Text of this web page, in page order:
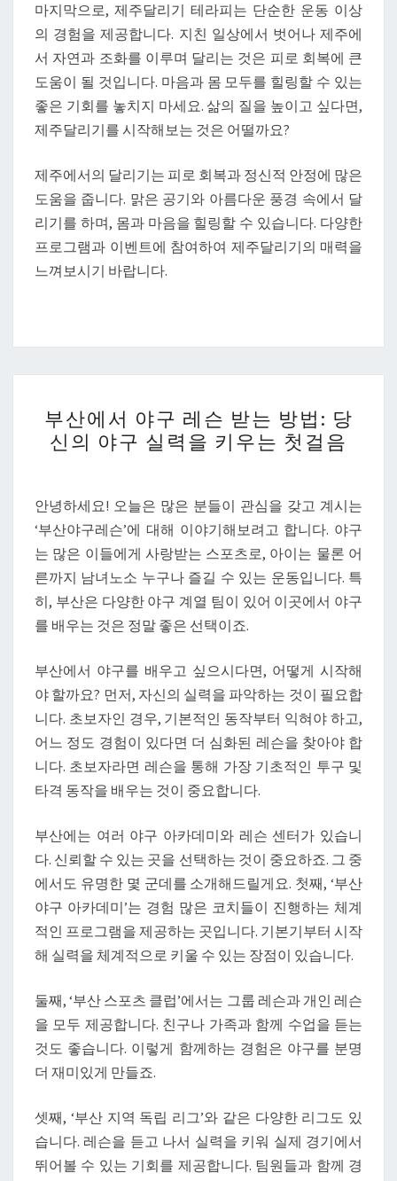
마지막으로, 제주달리기 테라피는 단순한 운동 이상
의 경험을 제공합니다. 지친 일상에서 벗어나 제주에
서 자연과 조화를 이루며 달리는 것은 피로 회복에 큰
도움이 될 것입니다. 마음과 몸 모두를 힐링할 수 있는
좋은 기회를 놓치지 마세요. 삶의 질을 높이고 싶다면,
제주달리기를 시작해보는 것은 어떨까요?
제주에서의 달리기는 피로 회복과 정신적 안정에 많은
도움을 줍니다. 맑은 공기와 아름다운 풍경 속에서 달
리기를 하며, 몸과 마음을 힐링할 수 있습니다. 다양한
프로그램과 이벤트에 참여하여 제주달리기의 매력을
느껴보시기 바랍니다.
산
에
야
구
슨
받
는
법:
당
신
의
야
구
력
을
키
우
는
첫
음
부산에서 야구 레슨 받는 방법: 당
신의 야구 실력을 키우는 첫걸음
안녕하세요! 오늘은 많은 분들이 관심을 갖고 계시는
‘부산야구레슨’에 대해 이야기해보려고 합니다. 야구
는 많은 이들에게 사랑받는 스포츠로, 아이는 물론 어
른까지 남녀노소 누구나 즐길 수 있는 운동입니다. 특
히, 부산은 다양한 야구 계열 팀이 있어 이곳에서 야구
를 배우는 것은 정말 좋은 선택이죠.
부산에서 야구를 배우고 싶으시다면, 어떻게 시작해
야 할까요? 먼저, 자신의 실력을 파악하는 것이 필요합
니다. 초보자인 경우, 기본적인 동작부터 익혀야 하고,
어느 정도 경험이 있다면 더 심화된 레슨을 찾아야 합
니다. 초보자라면 레슨을 통해 가장 기초적인 투구 및
타격 동작을 배우는 것이 중요합니다.
부산에는 여러 야구 아카데미와 레슨 센터가 있습니
다. 신뢰할 수 있는 곳을 선택하는 것이 중요하죠. 그 중
에서도 유명한 몇 군데를 소개해드릴게요. 첫째, ‘부산
야구 아카데미’는 경험 많은 코치들이 진행하는 체계
적인 프로그램을 제공하는 곳입니다. 기본기부터 시작
해 실력을 체계적으로 키울 수 있는 장점이 있습니다.
둘째, ‘부산 스포츠 클럽’에서는 그룹 레슨과 개인 레슨
을 모두 제공합니다. 친구나 가족과 함께 수업을 듣는
것도 좋습니다. 이렇게 함께하는 경험은 야구를 분명
더 재미있게 만들죠.
셋째, ‘부산 지역 독립 리그’와 같은 다양한 리그도 있
습니다. 레슨을 듣고 나서 실력을 키워 실제 경기에서
뛰어볼 수 있는 기회를 제공합니다. 팀원들과 함께 경